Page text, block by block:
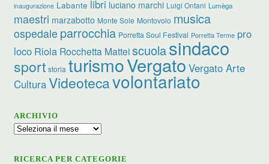
inaugurazione Labante libri luciano marchi Luigi Ontani Lumèga
maestri marzabotto Monte Sole Montovolo musica
ospedale parrocchia Porretta Soul Festival Porretta Terme pro
loco Riola Rocchetta Matteiscuolasindaco
sport storia turismoVergato Vergato Arte
CulturaVideotecavolontariato
ARCHIVIO
Archivio
RICERCA PER CATEGORIE